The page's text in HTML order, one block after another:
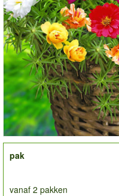
order
pak
vanaf 2 pakken